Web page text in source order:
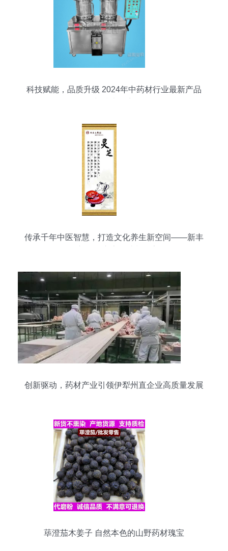
科技赋能，品质升级 2024年中药材行业最新产品
传承千年中医智慧，打造文化养生新空间——新丰
创新驱动，药材产业引领伊犁州直企业高质量发展
荜澄茄木姜子 自然本色的山野药材瑰宝